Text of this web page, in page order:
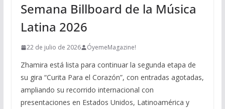
Semana Billboard de la Música
Latina 2026
22 de julio de 2026 ÓyemeMagazine!
Zhamira está lista para continuar la segunda etapa de
su gira “Curita Para el Corazón”, con entradas agotadas,
ampliando su recorrido internacional con
presentaciones en Estados Unidos, Latinoamérica y